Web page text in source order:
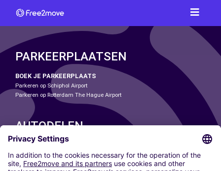
PARKEERPLAATSEN
BOEK JE PARKEERPLAATS
Parkeren op Schiphol Airport
Parkeren op Rotterdam The Hague Airport
AUTODELEN
ONZE STEDEN
Paris
Madrid